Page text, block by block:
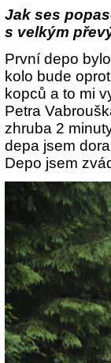
Jak ses
s velkým
První depo
kolo bude
kopců a to mi
Petra
zhruba 2
depa jsem
Depo jsem